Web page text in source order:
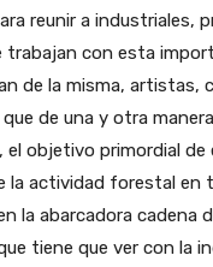
reunir a industriales,
trabajan con esta
de la misma, artistas,
de una y otra
objetivo primordial de
la actividad forestal en
la abarcadora cadena
tiene que ver con la